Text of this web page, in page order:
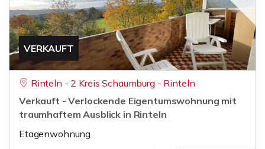
VERKAUFT
Rinteln - 2 Kreis Schaumburg - Rinteln
Verkauft - Verlockende Eigentumswohnung mit
traumhaftem Ausblick in Rinteln
Etagenwohnung